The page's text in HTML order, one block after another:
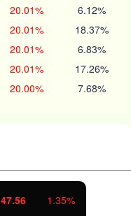
20.01% 6.12%
20.01% 18.37%
20.01% 6.83%
20.01% 17.26%
20.00% 7.68%
47.56 1.35%